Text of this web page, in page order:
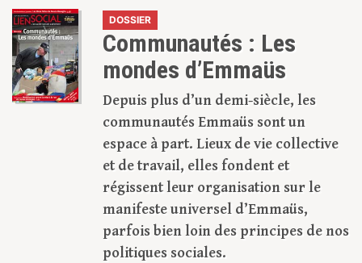
DOSSIER
Communautés : Les
mondes d’Emmaüs
Depuis plus d’un demi-siècle, les
communautés Emmaüs sont un
espace à part. Lieux de vie collective
et de travail, elles fondent et
régissent leur organisation sur le
manifeste universel d’Emmaüs,
parfois bien loin des principes de nos
politiques sociales.